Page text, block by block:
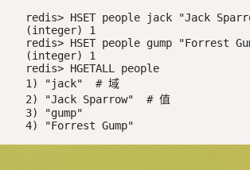
redis> HSET people jack "Jack
(integer) 1
redis> HSET people gump "Forrest
(integer) 1
redis> HGETALL people
1) "jack"  # 域
2) "Jack Sparrow"  # 值
3) "gump"
4) "Forrest Gump"